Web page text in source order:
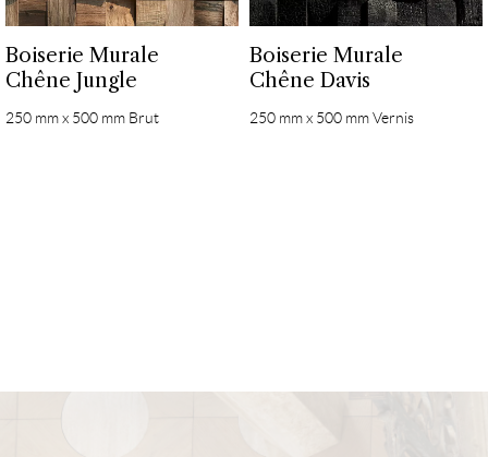
Boiserie Murale
Chêne Jungle
250 mm x 500 mm Brut
Boiserie Murale
Chêne Davis
250 mm x 500 mm Vernis